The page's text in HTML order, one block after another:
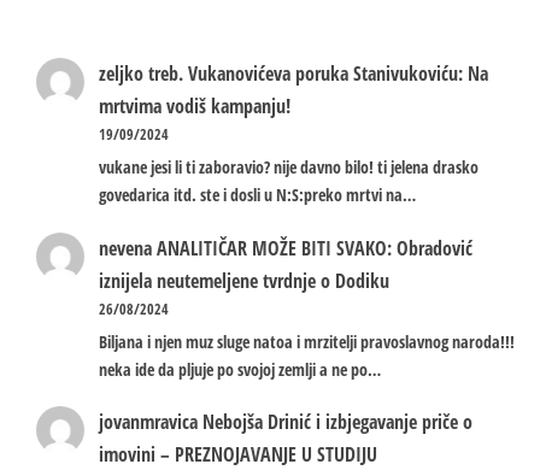
zeljko treb.Vukanovićeva poruka Stanivukoviću: Na
mrtvima vodiš kampanju!
19/09/2024
vukane jesi li ti zaboravio? nije davno bilo! ti jelena drasko
govedarica itd. ste i dosli u N:S:preko mrtvi na…
nevenaANALITIČAR MOŽE BITI SVAKO: Obradović
iznijela neutemeljene tvrdnje o Dodiku
26/08/2024
Biljana i njen muz sluge natoa i mrzitelji pravoslavnog naroda!!!
neka ide da pljuje po svojoj zemlji a ne po…
jovanmravica Nebojša Drinić i izbjegavanje priče o
imovini – PREZNOJAVANJE U STUDIJU